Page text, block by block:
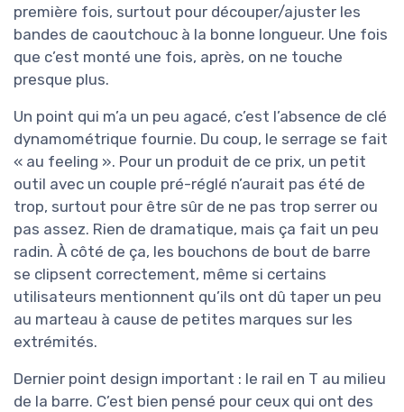
première fois, surtout pour découper/ajuster les
bandes de caoutchouc à la bonne longueur. Une fois
que c’est monté une fois, après, on ne touche
presque plus.
Un point qui m’a un peu agacé, c’est l’absence de clé
dynamométrique fournie. Du coup, le serrage se fait
« au feeling ». Pour un produit de ce prix, un petit
outil avec un couple pré-réglé n’aurait pas été de
trop, surtout pour être sûr de ne pas trop serrer ou
pas assez. Rien de dramatique, mais ça fait un peu
radin. À côté de ça, les bouchons de bout de barre
se clipsent correctement, même si certains
utilisateurs mentionnent qu’ils ont dû taper un peu
au marteau à cause de petites marques sur les
extrémités.
Dernier point design important : le rail en T au milieu
de la barre. C’est bien pensé pour ceux qui ont des